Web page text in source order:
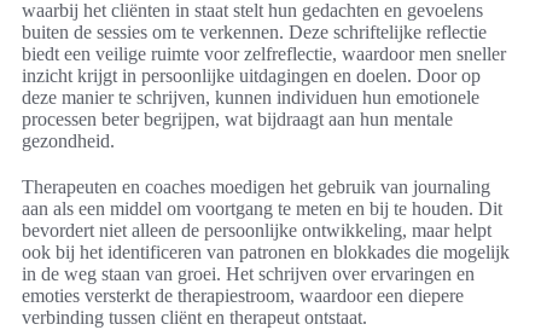
waarbij het cliënten in staat stelt hun gedachten en gevoelens
buiten de sessies om te verkennen. Deze schriftelijke reflectie
biedt een veilige ruimte voor zelfreflectie, waardoor men sneller
inzicht krijgt in persoonlijke uitdagingen en doelen. Door op
deze manier te schrijven, kunnen individuen hun emotionele
processen beter begrijpen, wat bijdraagt aan hun mentale
gezondheid.
Therapeuten en coaches moedigen het gebruik van journaling
aan als een middel om voortgang te meten en bij te houden. Dit
bevordert niet alleen de persoonlijke ontwikkeling, maar helpt
ook bij het identificeren van patronen en blokkades die mogelijk
in de weg staan van groei. Het schrijven over ervaringen en
emoties versterkt de therapiestroom, waardoor een diepere
verbinding tussen cliënt en therapeut ontstaat.